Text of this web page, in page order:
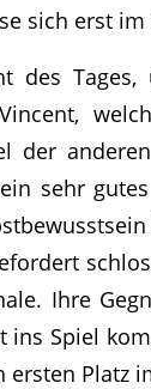
sich erst
des
der
sehr
Ihre
ins Spiel
ersten Platz